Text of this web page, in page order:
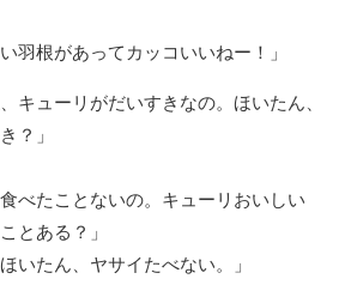
羽根があってカッコいいねー！」
キューリがだいすきなの。ほいたん、
？」
べたことないの。キューリおいしい
とある？」
いたん、ヤサイたべない。」